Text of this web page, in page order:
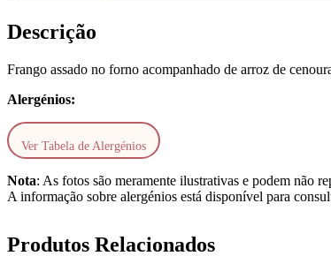
Descrição
Frango assado no forno acompanhado de arroz de
Alergénios:
Ver Tabela de Alergénios
Nota: As fotos são meramente ilustrativas e podem não
A informação sobre alergénios está disponível para
Produtos Relacionados